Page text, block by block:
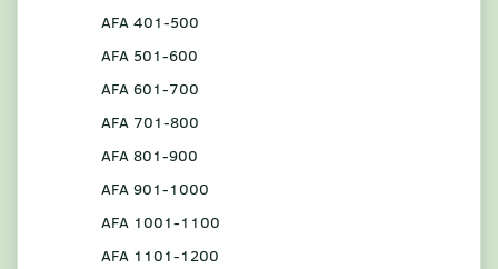
AFA 401-500
AFA 501-600
AFA 601-700
AFA 701-800
AFA 801-900
AFA 901-1000
AFA 1001-1100
AFA 1101-1200